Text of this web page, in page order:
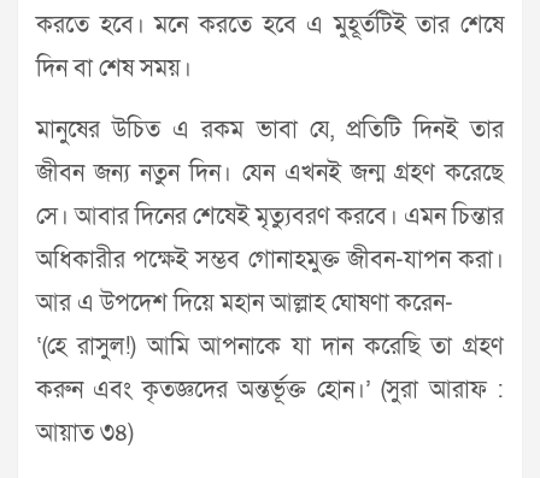
করতে হবে। মনে করতে হবে এ মুহূর্তটিই তার শেষে
দিন বা শেষ সময়।
মানুষের উচিত এ রকম ভাবা যে, প্রতিটি দিনই তার
জীবন জন্য নতুন দিন। যেন এখনই জন্ম গ্রহণ করেছে
সে। আবার দিনের শেষেই মৃত্যুবরণ করবে। এমন চিন্তার
অধিকারীর পক্ষেই সম্ভব গোনাহমুক্ত জীবন-যাপন করা।
আর এ উপদেশ দিয়ে মহান আল্লাহ ঘোষণা করেন-
‘(হে রাসুল!) আমি আপনাকে যা দান করেছি তা গ্রহণ
করুন এবং কৃতজ্ঞদের অন্তর্ভূক্ত হোন।’ (সুরা আরাফ :
আয়াত ৩৪)